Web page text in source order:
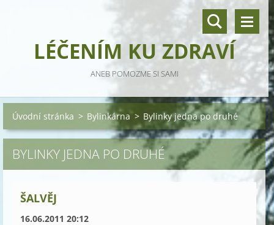
LÉČENÍM KU ZDRAVÍ
ANEB POMOZME SI SAMI
Úvodní stránka > Bylinkárna > Bylinky jedna po druhé
BYLINKY JEDNA PO DRUHÉ
ŠALVĚJ
16.06.2011 20:12